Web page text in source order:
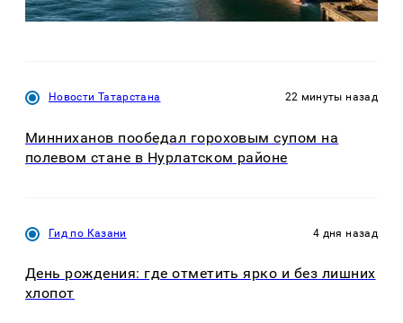
Новости Татарстана 22 минуты назад
Минниханов пообедал гороховым супом на
полевом стане в Нурлатском районе
Гид по Казани 4 дня назад
День рождения: где отметить ярко и без лишних
хлопот